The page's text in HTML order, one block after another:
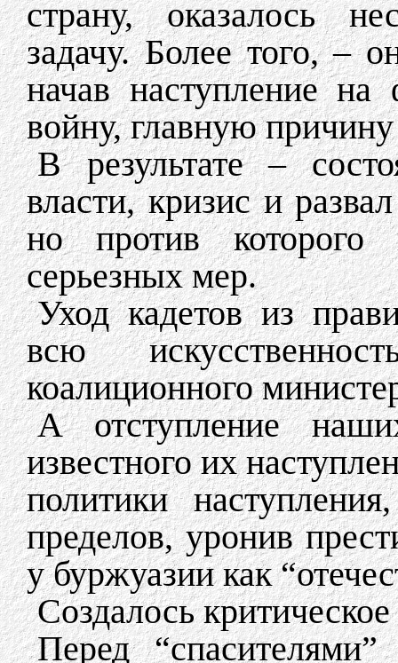
страну, оказалось
задачу. Более того, –
начав наступление
войну, главную
В результате –
власти, кризис и
но против которого
серьезных мер.
Уход кадетов из
всю
коалиционного
А отступление
известного их
политики
пределов, уронив
у буржуазии как
Создалось
Перед